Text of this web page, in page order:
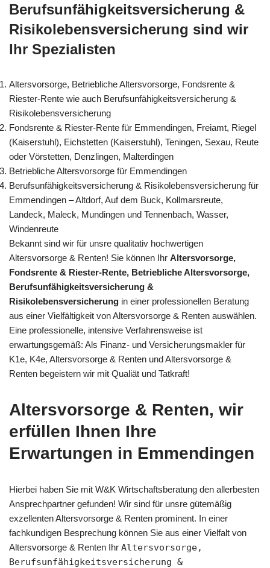
Berufsunfähigkeitsversicherung &
Risikolebensversicherung sind wir
Ihr Spezialisten
Altersvorsorge, Betriebliche Altersvorsorge, Fondsrente &
Riester-Rente wie auch Berufsunfähigkeitsversicherung &
Risikolebensversicherung
Fondsrente & Riester-Rente für Emmendingen, Freiamt, Riegel
(Kaiserstuhl), Eichstetten (Kaiserstuhl), Teningen, Sexau, Reute
oder Vörstetten, Denzlingen, Malterdingen
Betriebliche Altersvorsorge für Emmendingen
Berufsunfähigkeitsversicherung & Risikolebensversicherung für
Emmendingen – Altdorf, Auf dem Buck, Kollmarsreute,
Landeck, Maleck, Mundingen und Tennenbach, Wasser,
Windenreute
Bekannt sind wir für unsre qualitativ hochwertigen
Altersvorsorge & Renten! Sie können Ihr Altersvorsorge,
Fondsrente & Riester-Rente, Betriebliche Altersvorsorge,
Berufsunfähigkeitsversicherung &
Risikolebensversicherung in einer professionellen Beratung
aus einer Vielfältigkeit von Altersvorsorge & Renten auswählen.
Eine professionelle, intensive Verfahrensweise ist
erwartungsgemäß: Als Finanz- und Versicherungsmakler für
K1e, K4e, Altersvorsorge & Renten und Altersvorsorge &
Renten begeistern wir mit Qualiät und Tatkraft!
Altersvorsorge & Renten, wir
erfüllen Ihnen Ihre
Erwartungen in Emmendingen
Hierbei haben Sie mit W&K Wirtschaftsberatung den allerbesten
Ansprechpartner gefunden! Wir sind für unsre gütemäßig
exzellenten Altersvorsorge & Renten prominent. In einer
fachkundigen Besprechung können Sie aus einer Vielfalt von
Altersvorsorge & Renten Ihr Altersvorsorge,
Berufsunfähigkeitsversicherung &